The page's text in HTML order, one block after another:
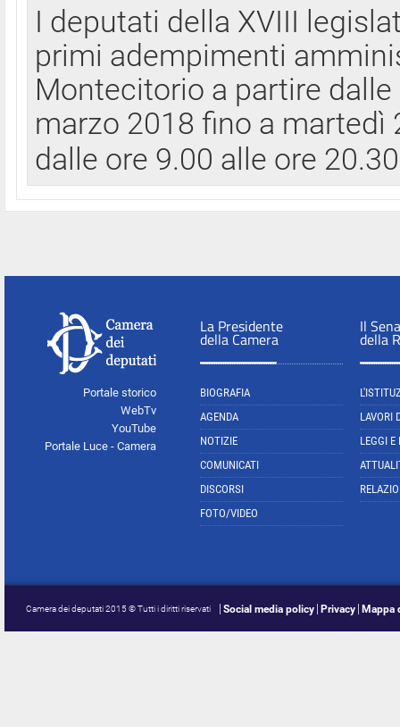
I deputati della XVIII
primi adempimenti
Montecitorio a partire
marzo 2018 fino a
dalle ore 9.00 alle ore
Portale storico
WebTv
YouTube
Portale Luce - Camera
La Presidente
della Camera
BIOGRAFIA
AGENDA
NOTIZIE
COMUNICATI
DISCORSI
FOTO/VIDEO
Il
della
LAVORI
LEGGI E
Camera dei deputati 2015 © Tutti i diritti riservati Social media policy Privacy Mappa